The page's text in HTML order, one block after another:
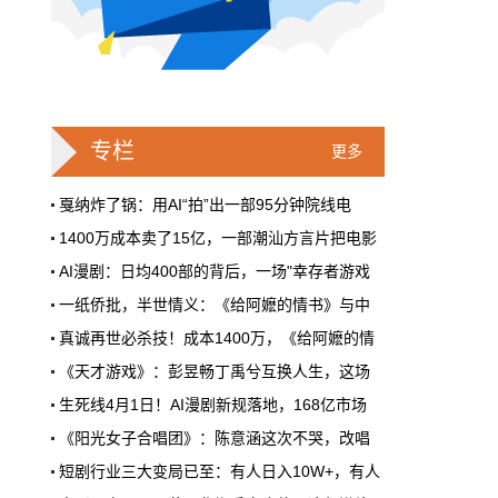
戛纳一句"Fuck AI"，喊出了多少电影人
高定，而是一句话。
6月28日 9:25:00
周星驰跑去拍AI短剧了，电影院还剩什
么？
5月31号，横店。63岁的周星驰穿着黑色夹克
出现在《食神2026》的开机现场。这部短剧改
编自他30年前的经典电影，竖屏拍摄，AI辅助
制作，成本400万。预计9月上线。
本网原创
6月28日 9:25:00
短剧从业者在评论区集体破防。有人说"今年开
本网原创
更多
专栏
戛纳炸了锅：用AI“拍”出一部95分钟院线电
1400万成本卖了15亿，一部潮汕方言片把电影
AI漫剧：日均400部的背后，一场"幸存者游戏
一纸侨批，半世情义：《给阿嬷的情书》与中
真诚再世必杀技！成本1400万，《给阿嬷的情
《天才游戏》：彭昱畅丁禹兮互换人生，这场
生死线4月1日！AI漫剧新规落地，168亿市场
《阳光女子合唱团》：陈意涵这次不哭，改唱
短剧行业三大变局已至：有人日入10W+，有人
首届卡塔尔“中国电影节”在多哈Katara文化
2025斯里兰卡“中国电影节”在科伦坡的国家